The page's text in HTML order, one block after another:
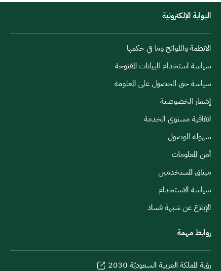
البوابة الإلكترونية
الأنظمة واللوائح وما في حكمها
سياسة استخدام البيانات المفتوحة
سياسة حق الحصول على المعلومة
إشعار الخصوصية
اتفاقية مستوى الخدمة
سهولة الوصول
أمن المعلومات
ميثاق المستخدمين
سياسة الاستخدام
الإبلاغ عن شبهة فساد
روابط مهمة
رؤية المملكة العربية السعوديّة 2030